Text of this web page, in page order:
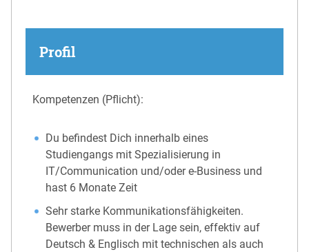
Profil
Kompetenzen (Pflicht):
Du befindest Dich innerhalb eines
Studiengangs mit Spezialisierung in
IT/Communication und/oder e-Business und
hast 6 Monate Zeit
Sehr starke Kommunikationsfähigkeiten.
Bewerber muss in der Lage sein, effektiv auf
Deutsch & Englisch mit technischen als auch